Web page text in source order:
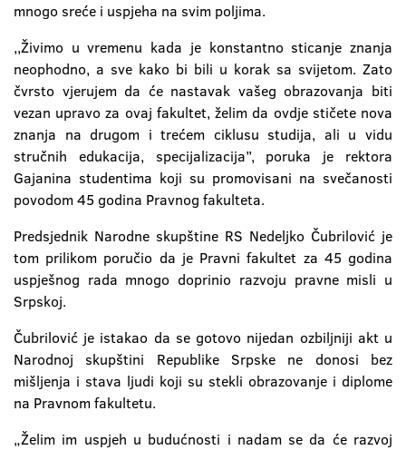
mnogo sreće i uspjeha na svim poljima.
,,Živimo u vremenu kada je konstantno sticanje znanja
neophodno, a sve kako bi bili u korak sa svijetom. Zato
čvrsto vjerujem da će nastavak vašeg obrazovanja biti
vezan upravo za ovaj fakultet, želim da ovdje stičete nova
znanja na drugom i trećem ciklusu studija, ali u vidu
stručnih edukacija, specijalizacija’’, poruka je rektora
Gajanina studentima koji su promovisani na svečanosti
povodom 45 godina Pravnog fakulteta.
Predsjednik Narodne skupštine RS Nedeljko Čubrilović je
tom prilikom poručio da je Pravni fakultet za 45 godina
uspješnog rada mnogo doprinio razvoju pravne misli u
Srpskoj.
Čubrilović je istakao da se gotovo nijedan ozbiljniji akt u
Narodnoj skupštini Republike Srpske ne donosi bez
mišljenja i stava ljudi koji su stekli obrazovanje i diplome
na Pravnom fakultetu.
„Želim im uspjeh u budućnosti i nadam se da će razvoj